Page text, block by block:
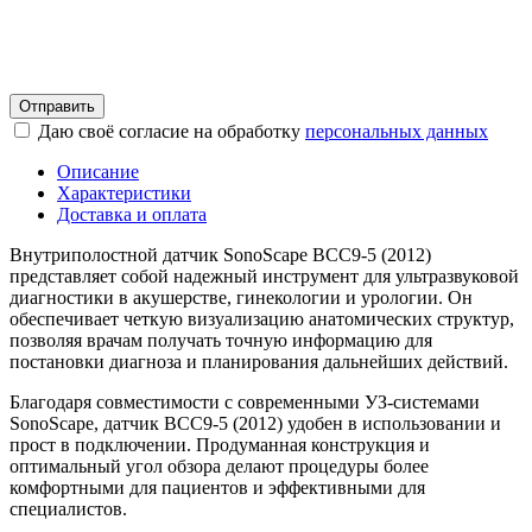
Отправить
Даю своё согласие на обработку персональных данных
Описание
Характеристики
Доставка и оплата
Внутриполостной датчик SonoScape BCC9-5 (2012)
представляет собой надежный инструмент для ультразвуковой
диагностики в акушерстве, гинекологии и урологии. Он
обеспечивает четкую визуализацию анатомических структур,
позволяя врачам получать точную информацию для
постановки диагноза и планирования дальнейших действий.
Благодаря совместимости с современными УЗ‑системами
SonoScape, датчик BCC9-5 (2012) удобен в использовании и
прост в подключении. Продуманная конструкция и
оптимальный угол обзора делают процедуры более
комфортными для пациентов и эффективными для
специалистов.